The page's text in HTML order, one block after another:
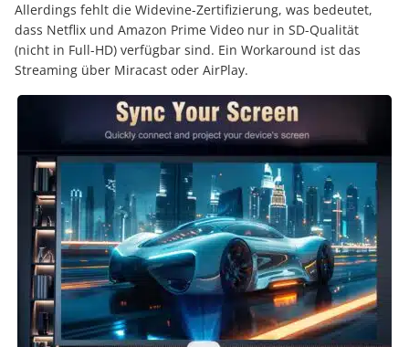
Allerdings fehlt die Widevine-Zertifizierung, was bedeutet,
dass Netflix und Amazon Prime Video nur in SD-Qualität
(nicht in Full-HD) verfügbar sind. Ein Workaround ist das
Streaming über Miracast oder AirPlay.